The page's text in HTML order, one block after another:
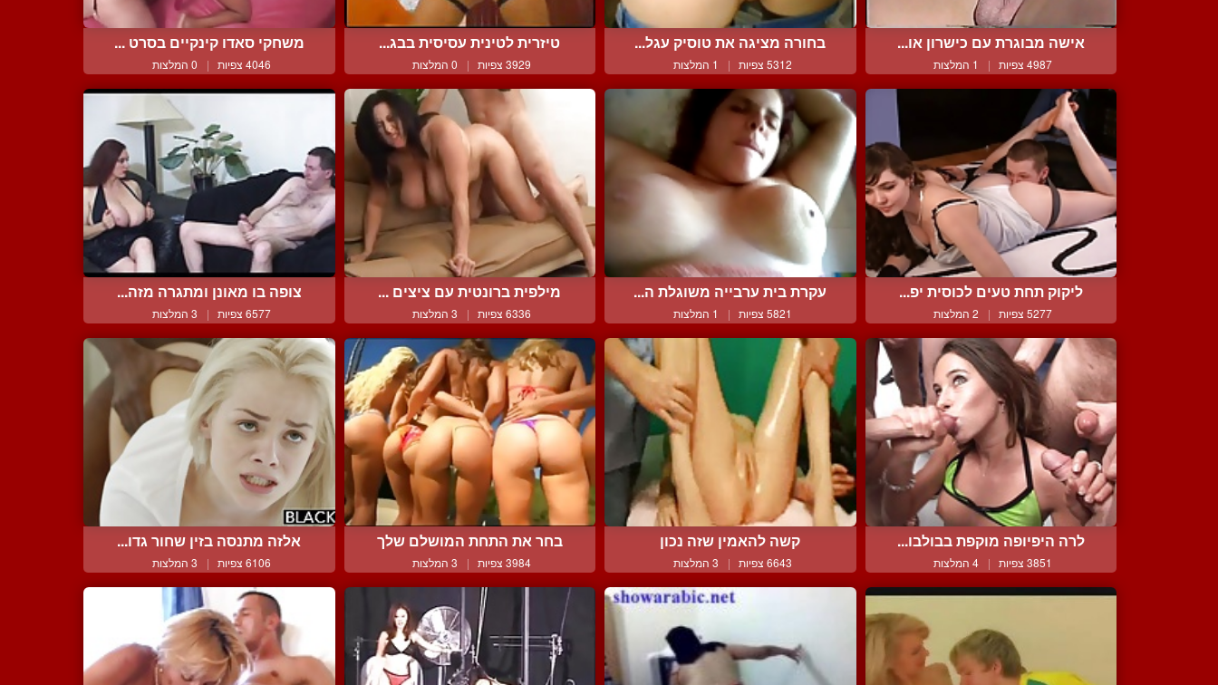
אישה מבוגרת עם כישרון או...
4987 צפיות | 1 המלצות
בחורה מציגה את טוסיק עגל...
5312 צפיות | 1 המלצות
טיזרית לטינית עסיסית בבג...
3929 צפיות | 0 המלצות
משחקי סאדו קינקיים בסרט ...
4046 צפיות | 0 המלצות
ליקוק תחת טעים לכוסית יפ...
5277 צפיות | 2 המלצות
עקרת בית ערבייה משוגלת ה...
5821 צפיות | 1 המלצות
מילפית ברונטית עם ציצים ...
6336 צפיות | 3 המלצות
צופה בו מאונן ומתגרה מזה...
6577 צפיות | 3 המלצות
לרה היפיופה מוקפת בבולבו...
3851 צפיות | 4 המלצות
קשה להאמין שזה נכון
6643 צפיות | 3 המלצות
בחר את התחת המושלם שלך
3984 צפיות | 3 המלצות
אלזה מתנסה בזין שחור גדו...
6106 צפיות | 3 המלצות